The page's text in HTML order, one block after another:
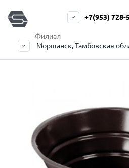
Филиал
Моршанск, Тамбовская
+7(953) 728-